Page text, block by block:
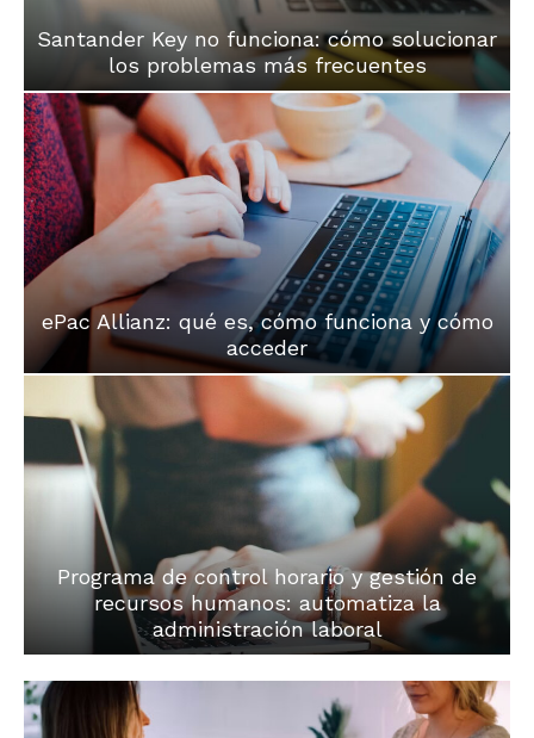
Santander Key no funciona: cómo solucionar
los problemas más frecuentes
ePac Allianz: qué es, cómo funciona y cómo
acceder
Programa de control horario y gestión de
recursos humanos: automatiza la
administración laboral